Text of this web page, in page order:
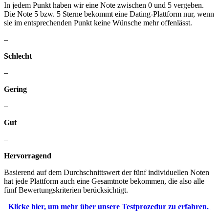
In jedem Punkt haben wir eine Note zwischen 0 und 5 vergeben.
Die Note 5 bzw. 5 Sterne bekommt eine Dating-Plattform nur, wenn
sie im entsprechenden Punkt keine Wünsche mehr offenlässt.
–
Schlecht
–
Gering
–
Gut
–
Hervorragend
Basierend auf dem Durchschnittswert der fünf individuellen Noten
hat jede Plattform auch eine Gesamtnote bekommen, die also alle
fünf Bewertungskriterien berücksichtigt.
Klicke hier, um mehr über unsere Testprozedur zu erfahren.